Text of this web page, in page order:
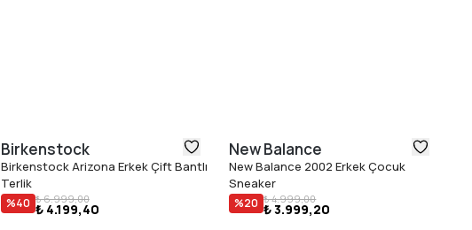
Birkenstock
Birkenstock Arizona Erkek Çift Bantlı
Terlik
%40 ₺ 6.999,00
₺ 4.199,40
New Balance
New Balance 2002 Erkek Çocuk
Sneaker
%20 ₺ 4.999,00
₺ 3.999,20